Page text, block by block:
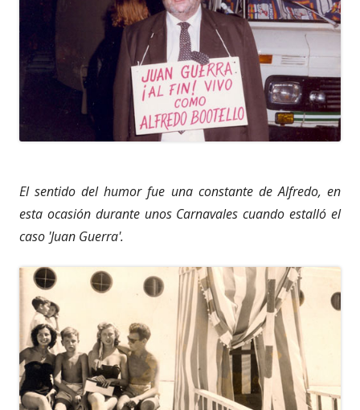
El sentido del humor fue una constante de Alfredo, en
esta ocasión durante unos Carnavales cuando estalló el
caso 'Juan Guerra'.